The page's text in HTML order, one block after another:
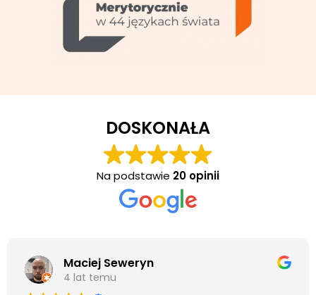
DOSKONAŁA
Na podstawie 20 opinii
Maciej Seweryn
4 lat temu